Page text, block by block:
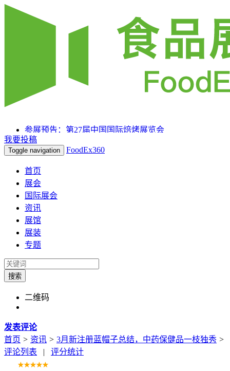
参展预告：第27届中国国际焙烤展览会
参展预告：SIAL 西雅国际食品和饮料展览会（上海）
参展预告：2025HOTELEX上海国际酒店及餐饮业博览
会
我要投稿
Toggle navigation FoodEx360
首页
展会
国际展会
资讯
展馆
展装
专题
搜索
二维码
发表评论
首页 > 资讯 > 3月新注册蓝帽子总结，中药保健品一枝独秀 >
评论列表 | 评分统计